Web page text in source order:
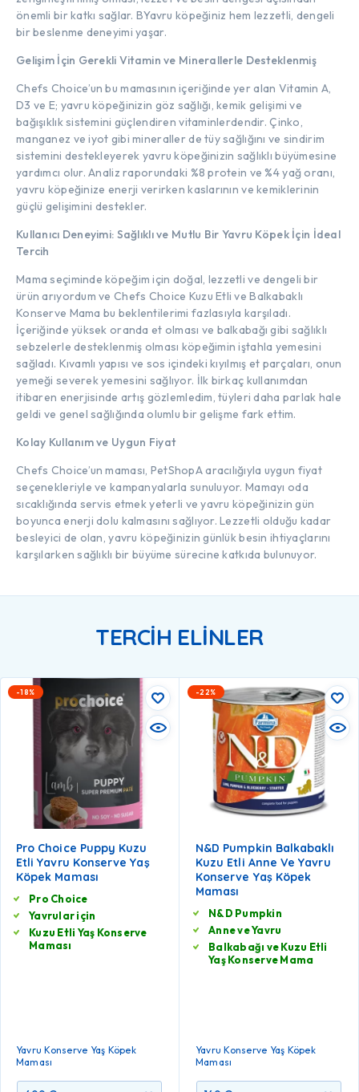
önemli bir katkı sağlar. BYavru köpeğiniz hem lezzetli, dengeli
bir beslenme deneyimi yaşar.
Gelişim İçin Gerekli Vitamin ve Minerallerle Desteklenmiş
Chefs Choice’un bu mamasının içeriğinde yer alan Vitamin A,
D3 ve E; yavru köpeğinizin göz sağlığı, kemik gelişimi ve
bağışıklık sistemini güçlendiren vitaminlerdendir. Çinko,
manganez ve iyot gibi mineraller de tüy sağlığını ve sindirim
sistemini destekleyerek yavru köpeğinizin sağlıklı büyümesine
yardımcı olur. Analiz raporundaki %8 protein ve %4 yağ oranı,
yavru köpeğinize enerji verirken kaslarının ve kemiklerinin
güçlü gelişimini destekler.
Kullanıcı Deneyimi: Sağlıklı ve Mutlu Bir Yavru Köpek İçin İdeal
Tercih
Mama seçiminde köpeğim için doğal, lezzetli ve dengeli bir
ürün arıyordum ve Chefs Choice Kuzu Etli ve Balkabaklı
Konserve Mama bu beklentilerimi fazlasıyla karşıladı.
İçeriğinde yüksek oranda et olması ve balkabağı gibi sağlıklı
sebzelerle desteklenmiş olması köpeğimin iştahla yemesini
sağladı. Kıvamlı yapısı ve sos içindeki kıyılmış et parçaları, onun
yemeği severek yemesini sağlıyor. İlk birkaç kullanımdan
itibaren enerjisinde artış gözlemledim, tüyleri daha parlak hale
geldi ve genel sağlığında olumlu bir gelişme fark ettim.
Kolay Kullanım ve Uygun Fiyat
Chefs Choice’un maması, PetShopA aracılığıyla uygun fiyat
seçenekleriyle ve kampanyalarla sunuluyor. Mamayı oda
sıcaklığında servis etmek yeterli ve yavru köpeğinizin gün
boyunca enerji dolu kalmasını sağlıyor. Lezzetli olduğu kadar
besleyici de olan, yavru köpeğinizin günlük besin ihtiyaçlarını
karşılarken sağlıklı bir büyüme sürecine katkıda bulunuyor.
TERCİH ELİNLER
-18%
Pro Choice Puppy Kuzu
Etli Yavru Konserve Yaş
Köpek Maması
Pro Choice
Yavrular için
Kuzu Etli Yaş Konserve
Maması
Yavru Konserve Yaş Köpek
Maması
-22%
N&D Pumpkin Balkabaklı
Kuzu Etli Anne Ve Yavru
Konserve Yaş Köpek
Maması
N&D Pumpkin
Anne ve Yavru
Balkabağı ve Kuzu Etli
Yaş Konserve Mama
Yavru Konserve Yaş Köpek
Maması